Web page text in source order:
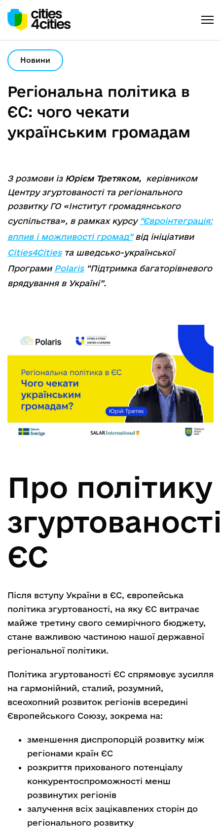
Новини
Регіональна політика в
ЄС: чого чекати
українським громадам
З розмови із Юрієм Третяком, керівником
Центру згуртованості та регіонального
розвитку ГО «Інститут громадянського
суспільства», в рамках курсу “Євроінтеграція:
вплив і можливості громад”від ініціативи
Сities4Сitiesта шведсько-української
Програми Polaris“Підтримка багаторівневого
врядування в Україні”.
Про політику
ЄС
Після вступу України в ЄС, європейська
політика згуртованості, на яку ЄС витрачає
майже третину свого семирічного бюджету,
стане важливою частиною нашої державної
регіональної політики.
Політика згуртованості ЄС спрямовує зусилля
на гармонійний, сталий, розумний,
всеохопний розвиток регіонів всередині
Європейського Союзу, зокрема на:
зменшення диспропорцій розвитку між
регіонами країн ЄС
розкриття прихованого потенціалу
конкурентоспроможності менш
розвинутих регіонів
залучення всіх зацікавлених сторін до
регіонального розвитку